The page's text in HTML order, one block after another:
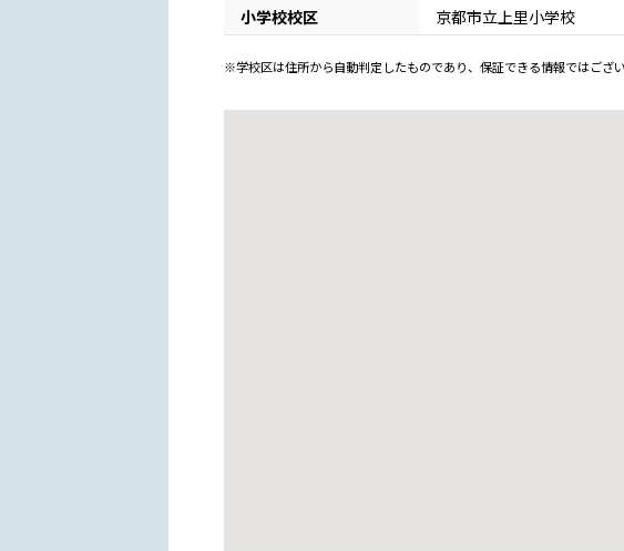
小学校校区
京都市立上里小学校
※学校区は住所から自動判定したものであり、保証できる情報ではござ